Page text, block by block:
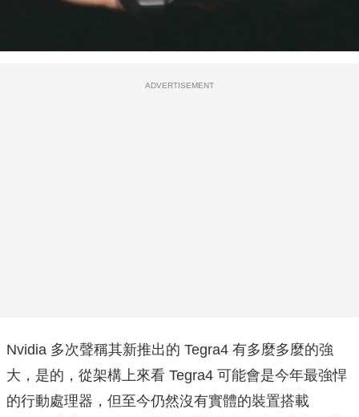
ADVERTISEMENT
Nvidia 多次聲稱其新推出的 Tegra4 有多麼多麼的強
大，是的，從架構上來看 Tegra4 可能會是今年最強悍
的行動處理器，但至今仍然沒有實體的裝置搭載